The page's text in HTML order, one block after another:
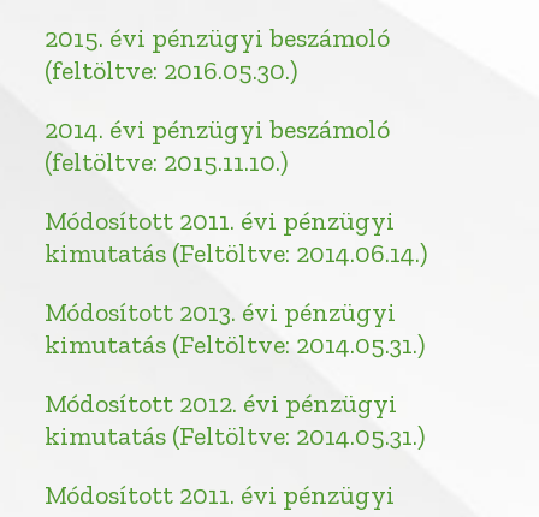
2015. évi pénzügyi beszámoló
(feltöltve: 2016.05.30.)
2014. évi pénzügyi beszámoló
(feltöltve: 2015.11.10.)
Módosított 2011. évi pénzügyi
kimutatás (Feltöltve: 2014.06.14.)
Módosított 2013. évi pénzügyi
kimutatás (Feltöltve: 2014.05.31.)
Módosított 2012. évi pénzügyi
kimutatás (Feltöltve: 2014.05.31.)
Módosított 2011. évi pénzügyi